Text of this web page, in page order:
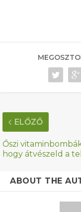
ELŐZŐ
Őszi
hogy átvészeld a
ABOUT THE